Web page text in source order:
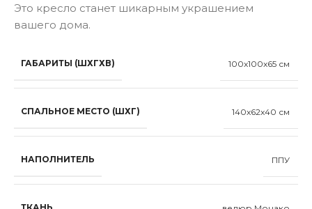
Это кресло станет шикарным украшением
вашего дома.
ГАБАРИТЫ (ШХГХВ) 100x100x65 см
СПАЛЬНОЕ МЕСТО (ШХГ) 140x62x40 см
НАПОЛНИТЕЛЬ ППУ